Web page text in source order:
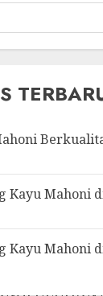
Kayu Mahoni
Kayu Mahoni